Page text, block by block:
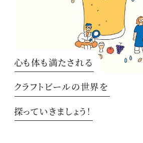
心も体も満たされる
クラフトビールの世界を
探っていきましょう！